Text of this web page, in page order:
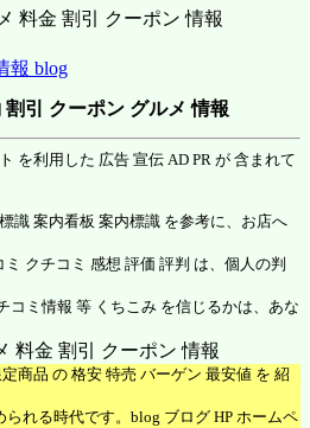
報 blog
引 クーポン グルメ 情報
を利用した 広告 宣伝 AD PR が 含まれて
識 案内看板 案内標識 を参考に、お店へ
クチコミ 感想 評価 評判 は、個人の判
コミ情報 等 くちこみ を信じるかは、あな
商品 の 格安 特売 バーゲン 最安値 を 紹
れる時代です。blog ブログ HP ホームペ